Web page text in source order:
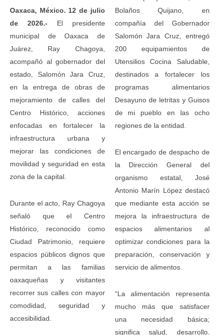
Oaxaca, México. 12 de julio
de 2026.- El presidente
municipal de Oaxaca de
Juárez, Ray Chagoya,
acompañó al gobernador del
estado, Salomón Jara Cruz,
en la entrega de obras de
mejoramiento de calles del
Centro Histórico, acciones
enfocadas en fortalecer la
infraestructura urbana y
mejorar las condiciones de
movilidad y seguridad en esta
zona de la capital.
Durante el acto, Ray Chagoya
señaló que el Centro
Histórico, reconocido como
Ciudad Patrimonio, requiere
espacios públicos dignos que
permitan a las familias
oaxaqueñas y visitantes
recorrer sus calles con mayor
comodidad, seguridad y
accesibilidad.
Bolaños Quijano, en
compañía del Gobernador
Salomón Jara Cruz, entregó
200 equipamientos de
Utensilios Cocina Saludable,
destinados a fortalecer los
programas alimentarios
Desayuno de letritas y Guisos
de mi pueblo en las ocho
regiones de la entidad.
El encargado de despacho de
la Dirección General del
organismo estatal, José
Antonio Marín López destacó
que mediante esta acción se
mejora la infraestructura de
espacios alimentarios al
optimizar condiciones para la
preparación, conservación y
servicio de alimentos.
“La alimentación representa
mucho más que satisfacer
una necesidad básica;
significa salud, desarrollo,